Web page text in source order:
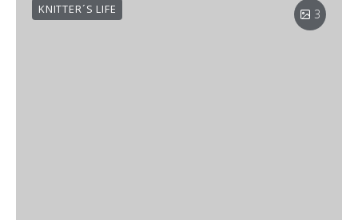
KNITTER´S LIFE 3